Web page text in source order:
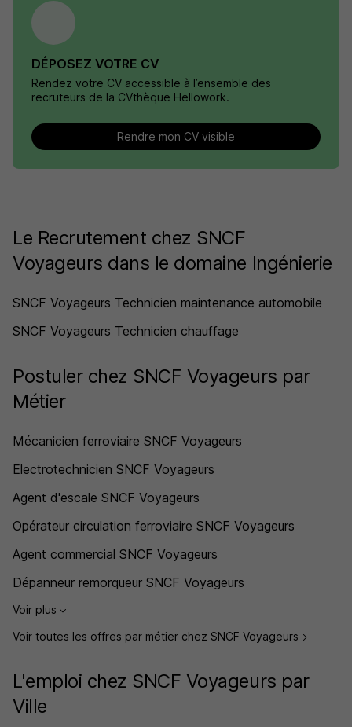
DÉPOSEZ VOTRE CV
Rendez votre CV accessible à l’ensemble des
recruteurs de la CVthèque Hellowork.
Rendre mon CV visible
Le Recrutement chez SNCF
Voyageurs dans le domaine Ingénierie
SNCF Voyageurs Technicien maintenance automobile
SNCF Voyageurs Technicien chauffage
Postuler chez SNCF Voyageurs par
Métier
Mécanicien ferroviaire SNCF Voyageurs
Electrotechnicien SNCF Voyageurs
Agent d'escale SNCF Voyageurs
Opérateur circulation ferroviaire SNCF Voyageurs
Agent commercial SNCF Voyageurs
Dépanneur remorqueur SNCF Voyageurs
Voir plus
Voir toutes les offres par métier chez SNCF Voyageurs
L'emploi chez SNCF Voyageurs par
Ville